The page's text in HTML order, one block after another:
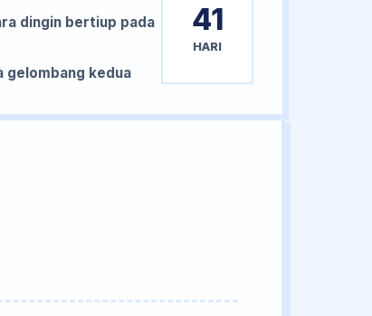
dingin bertiup pada
gelombang kedua
41
HARI